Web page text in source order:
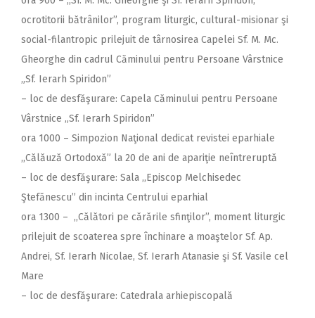
ocrotitorii bătrânilor”, program liturgic, cultural-misionar şi
social-filantropic prilejuit de târnosirea Capelei Sf. M. Mc.
Gheorghe din cadrul Căminului pentru Persoane Vârstnice
„Sf. Ierarh Spiridon”
– loc de desfăşurare: Capela Căminului pentru Persoane
Vârstnice „Sf. Ierarh Spiridon”
ora 1000 – Simpozion Naţional dedicat revistei eparhiale
,,Călăuză Ortodoxă” la 20 de ani de apariţie neîntreruptă
– loc de desfăşurare: Sala ,,Episcop Melchisedec
Ştefănescu” din incinta Centrului eparhial
ora 1300 – ,,Călători pe cărările sfinţilor”, moment liturgic
prilejuit de scoaterea spre închinare a moaştelor Sf. Ap.
Andrei, Sf. Ierarh Nicolae, Sf. Ierarh Atanasie şi Sf. Vasile cel
Mare
– loc de desfăşurare: Catedrala arhiepiscopală